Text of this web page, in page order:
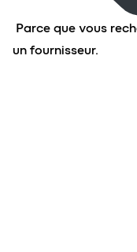
Parce que vous
un fournisseur.